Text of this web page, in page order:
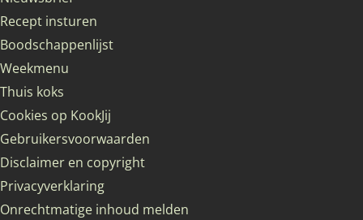
Recept insturen
Boodschappenlijst
Weekmenu
Thuis koks
Cookies op KookJij
Gebruikersvoorwaarden
Disclaimer en copyright
Privacyverklaring
Onrechtmatige inhoud melden